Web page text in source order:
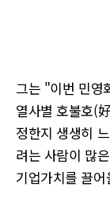
그는 "이번 민영
열사별 호불호(
정한지 생생히
려는 사람이 많
기업가치를 끌